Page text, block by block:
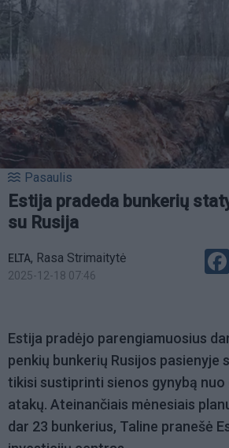
Pasaulis
Estija pradeda bunkerių
su Rusija
ELTA, Rasa Strimaitytė
2025-12-18 07:46
Estija pradėjo parengiamuosius
penkių bunkerių Rusijos pasienyje
tikisi sustiprinti sienos gynybą nuo
atakų. Ateinančiais mėnesiais
dar 23 bunkerius, Taline pranešė